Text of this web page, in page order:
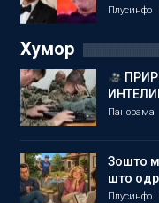
Плусинфо
Хумор
Панорама
Зошто
што
Плусинфо